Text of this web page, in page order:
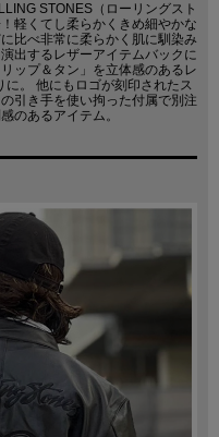
STONES（ローリングスト
軽くてし柔らかくきめ細やかな
比べ非常に柔らかく肌に馴染み
出するレザーアイテムバックに
ップ＆タン」を立体感のあるレ
。 他にもロゴが刻印されたス
引き手を使い拘った付属で別注
のあるアイテム。